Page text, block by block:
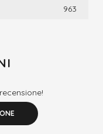
963